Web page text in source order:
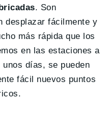
. Son
desplazar fácilmente y
más rápida que los
en las estaciones a
días, se pueden
fácil nuevos puntos